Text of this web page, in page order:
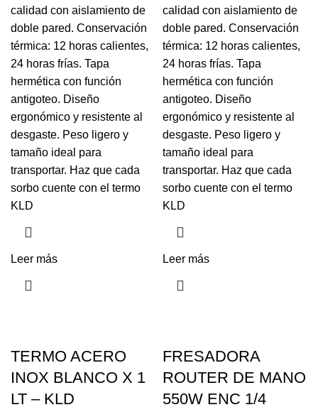
calidad con aislamiento de
doble pared. Conservación
térmica: 12 horas calientes,
24 horas frías. Tapa
hermética con función
antigoteo. Diseño
ergonómico y resistente al
desgaste. Peso ligero y
tamaño ideal para
transportar. Haz que cada
sorbo cuente con el termo
KLD
Leer más
calidad con aislamiento de
doble pared. Conservación
térmica: 12 horas calientes,
24 horas frías. Tapa
hermética con función
antigoteo. Diseño
ergonómico y resistente al
desgaste. Peso ligero y
tamaño ideal para
transportar. Haz que cada
sorbo cuente con el termo
KLD
Leer más
TERMO ACERO
INOX BLANCO X 1
LT – KLD
FRESADORA
ROUTER DE MANO
550W ENC 1/4